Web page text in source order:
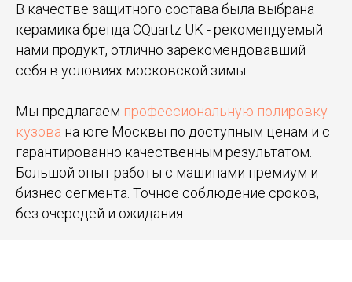
В качестве защитного состава была выбрана
керамика бренда CQuartz UK - рекомендуемый
нами продукт, отлично зарекомендовавший
себя в условиях московской зимы.
Мы предлагаем профессиональную полировку
кузова на юге Москвы по доступным ценам и с
гарантированно качественным результатом.
Большой опыт работы с машинами премиум и
бизнес сегмента. Точное соблюдение сроков,
без очередей и ожидания.